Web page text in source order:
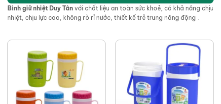
Bình giữ nhiệt Duy Tân với chất liệu an toàn sức khoẻ, có khả năng chịu
nhiệt, chịu lực cao, không rò rỉ nước, thiết kế trẻ trung năng động .